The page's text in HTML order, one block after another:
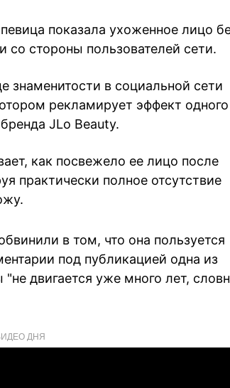
показала ухоженное лицо
стороны пользователей сети.
знаменитости в социальной сети
рекламирует эффект одного
JLo Beauty.
как посвежело ее лицо после
практически полное отсутствие
в том, что она пользуется
под публикацией одна из
двигается уже много лет,
ДНЯ